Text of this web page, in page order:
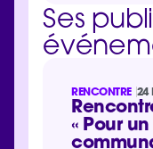
Ses
RENCONTRE 24
« Pour